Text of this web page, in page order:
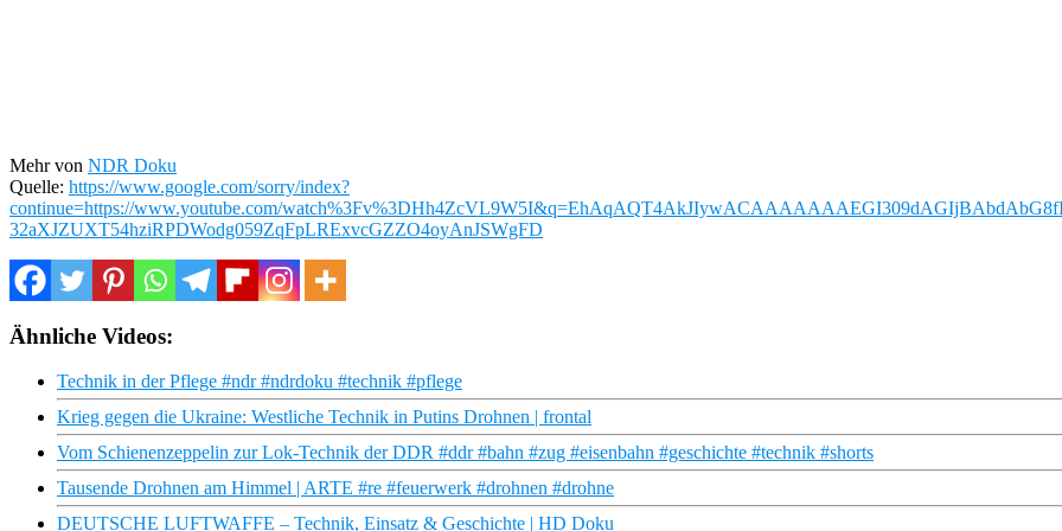
Mehr von NDR Doku
Quelle: https://www.google.com/sorry/index?
continue=https://www.youtube.com/
32aXJZUXT54hziRPDWodg059ZqFpLRExvcGZZO4oyAnJSWgFD
Ähnliche Videos:
Technik in der Pflege #ndr #ndrdoku #technik #pflege
Krieg gegen die Ukraine: Westliche Technik in Putins Drohnen | frontal
Vom Schienenzeppelin zur Lok-Technik der DDR #ddr #bahn #zug #eisenbahn #geschichte #technik #shorts
Tausende Drohnen am Himmel | ARTE #re #feuerwerk #drohnen #drohne
DEUTSCHE LUFTWAFFE – Technik, Einsatz & Geschichte | HD Doku